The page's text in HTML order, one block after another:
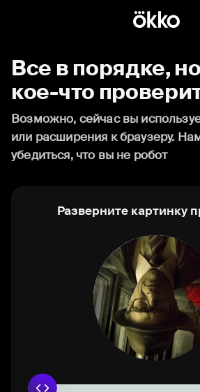
Все в порядке,
кое-что
Возможно, сейчас вы
или расширения к браузеру.
убедиться, что вы не робот
Разверните картинку